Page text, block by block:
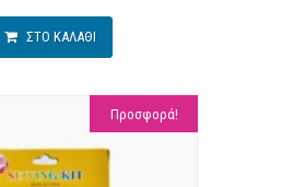
ΣΤΟ ΚΑΛΑΘΙ
Προσφορά!